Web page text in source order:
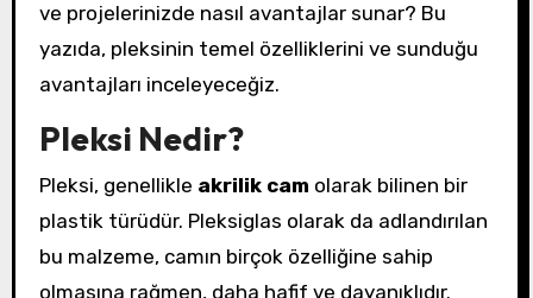
ve projelerinizde nasıl avantajlar sunar? Bu
yazıda, pleksinin temel özelliklerini ve sunduğu
avantajları inceleyeceğiz.
Pleksi Nedir?
Pleksi, genellikle akrilik cam olarak bilinen bir
plastik türüdür. Pleksiglas olarak da adlandırılan
bu malzeme, camın birçok özelliğine sahip
olmasına rağmen, daha hafif ve dayanıklıdır.